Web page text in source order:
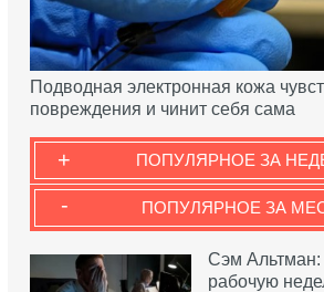
Подводная электронная кожа
повреждения и чинит себя сама
ПОПУЛЯРНОЕ ЗА
+
ПОПУЛЯРНОЕ ЗА
-
Сэм Альтман:
рабочую